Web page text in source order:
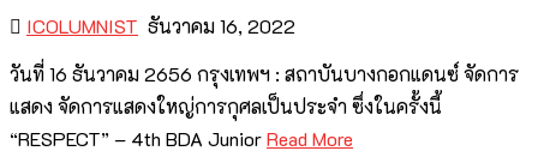
ICOLUMNIST ธันวาคม 16, 2022
วันที่ 16 ธันวาคม 2656 กรุงเทพฯ : สถาบันบางกอกแดนซ์ จัดการ
แสดง จัดการแสดงใหญ่การกุศลเป็นประจำ ซึ่งในครั้งนี้
“RESPECT” – 4th BDA JuniorRead More